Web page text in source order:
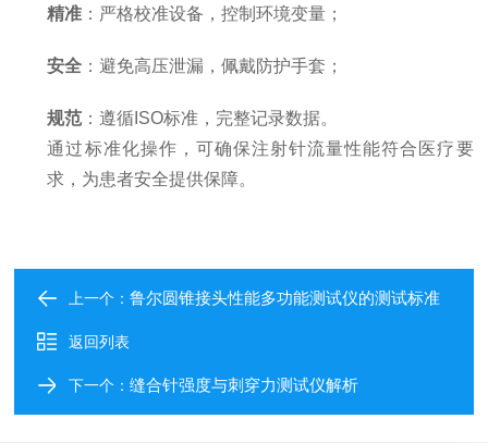
精准 ：严格校准设备，控制环境变量；
安全 ：避免高压泄漏，佩戴防护手套；
规范 ：遵循ISO标准，完整记录数据。
通过标准化操作，可确保注射针流量性能符合医疗要
求，为患者安全提供保障。
上一个：鲁尔圆锥接头性能多功能测试仪的测试标准
返回列表
下一个：缝合针强度与刺穿力测试仪解析